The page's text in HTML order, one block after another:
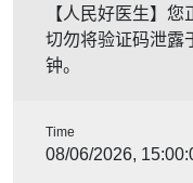
【人民好医生】
切勿将验证码泄露
钟。
Time
08/06/2026,